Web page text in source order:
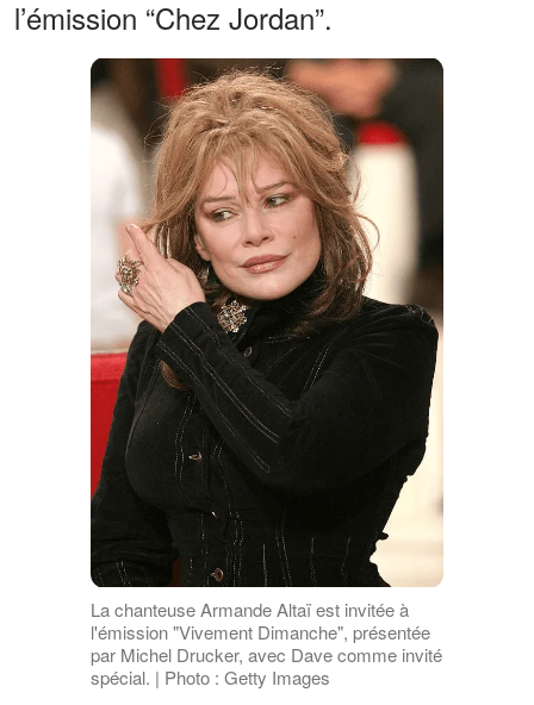
l’émission “Chez Jordan”.
La chanteuse Armande Altaï est invitée à
l'émission "Vivement Dimanche", présentée
par Michel Drucker, avec Dave comme invité
spécial. | Photo : Getty Images